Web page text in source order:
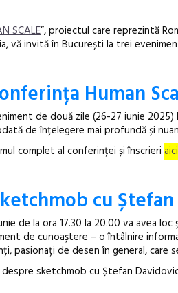
SCALE”, proiectul care reprezintă
vă invită în București la trei
Human
de două zile (26-27 iunie
de înțelegere mai profundă și
complet al conferinței și înscrieri aici
cu
de la ora 17.30 la 20.00 va avea
de cunoaștere – o întâlnire
pasionați de desen în general, care
sketchmob cu Ștefan